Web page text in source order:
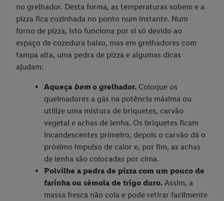
no grelhador. Desta forma, as temperaturas sobem e a
pizza fica cozinhada no ponto num instante. Num
forno de pizza, isto funciona por si só devido ao
espaço de cozedura baixo, mas em grelhadores com
tampa alta, uma pedra de pizza e algumas dicas
ajudam:
Aqueça bem o grelhador. Coloque os
queimadores a gás na potência máxima ou
utilize uma mistura de briquetes, carvão
vegetal e achas de lenha. Os briquetes ficam
incandescentes primeiro, depois o carvão dá o
próximo impulso de calor e, por fim, as achas
de lenha são colocadas por cima.
Polvilhe a pedra de pizza com um pouco de
farinha ou sêmola de trigo duro. Assim, a
massa fresca não cola e pode retirar facilmente